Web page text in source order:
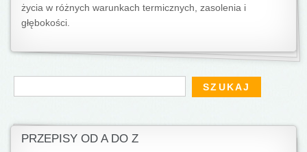
życia w różnych warunkach termicznych, zasolenia i
głębokości.
Formularz wyszukiwania
Szukaj
PRZEPISY OD A DO Z